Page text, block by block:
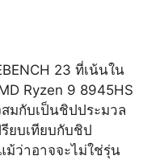
23 ที่เน้นใน
Ryzen 9 8945HS
มกับเป็นชิปประมวล
ยบเทียบกับชิป
ม้ว่าอาจจะไม่ใช่รุ่น